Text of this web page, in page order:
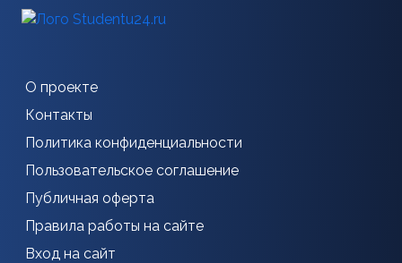
О проекте
Контакты
Политика конфиденциальности
Пользовательское соглашение
Публичная оферта
Правила работы на сайте
Вход на сайт